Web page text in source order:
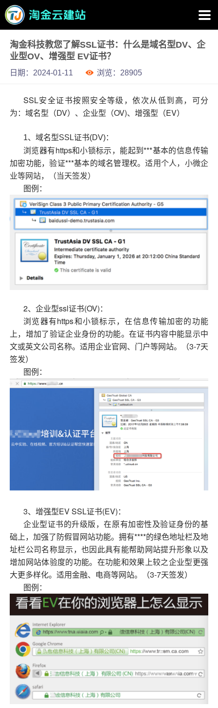
淘金科技教您了解SSL证书：什么是域名型DV、企
业型OV、增强型 EV证书？
日期：2024-01-11 浏览： 28905
SSL安全证书按照安全等级，依次从低到高，可分
为：域名型（DV）、企业型（OV)、增强型（EV）
1、域名型SSL证书(DV)：
浏览器有https和小锁标示，能起到***基本的信息传输
加密功能，验证***基本的域名管理权。适用个人，小微企
业等网站，（当天签发）
图例：
2、企业型ssl证书(OV)：
浏览器有https和小锁标示，在信息传输加密的功能
上，增加了验证企业身份的功能。在证书内容中能显示中
文或英文公司名称。适用企业官网、门户等网站。（3-7天
签发）
图例：
3、增强型EV SSL证书(EV)：
企业型证书的升级版，在原有加密性及验证身份的基
础上，加强了防假冒网站功能。拥有****的绿色地址栏及地
址栏公司名称显示，也因此具有能帮助网站提升形象以及
增加网站体验度的功能。在功能和效果上较之企业型更强
大更多样化。适用金融、电商等网站。（3-7天签发）
图例：